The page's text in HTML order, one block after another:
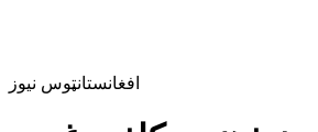
افغانستانټوس نیوز